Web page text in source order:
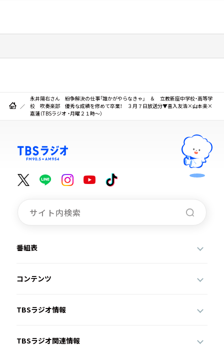
永井陽右さん 紛争解決の仕事「誰かがやらなきゃ」 ＆ 立教新座中学校・高等学
校 吹奏楽部 優秀な成績を修めて卒業！ ３月７日放送分▼喜入友浩×山本楽×
嘉蓮（TBSラジオ ・月曜２１時～）
番組表
コンテンツ
TBSラジオ情報
TBSラジオ関連情報